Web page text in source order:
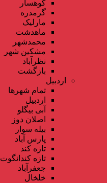
کوهسار
گرمدره
مارلیک
ماهدشت
محمدشهر
مشکین شهر
نظرآباد
بازگشت
اردبیل
تمام شهر‌ها
اردبیل
آبی بیگلو
اصلان دوز
بیله سوار
پارس آباد
تازه کند
تازه کندانگوت
جعفرآباد
خلخال